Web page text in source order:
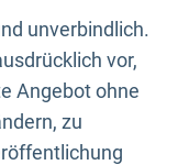
unverbindlich.
vor,
Angebot ohne
zu